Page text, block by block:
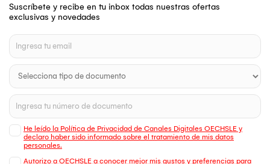
Suscríbete y recibe en tu inbox todas nuestras ofertas
exclusivas y novedades
He leído la Política de Privacidad de Canales Digitales OECHSLE y
declaro haber sido informado sobre el tratamiento de mis datos
personales.
Autorizo a OECHSLE a conocer mejor mis gustos y preferencias para